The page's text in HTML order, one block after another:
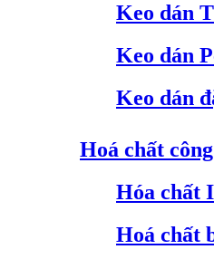
Keo dán
Keo dán
Keo dán
Hoá chất
Hóa chất
Hoá chất